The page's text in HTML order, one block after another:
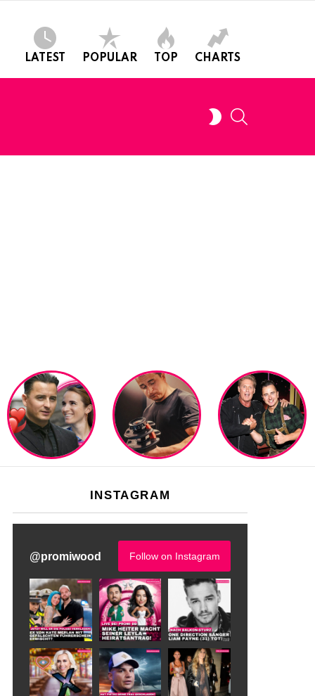
LATEST POPULAR TOP CHARTS
SWITCH
SKIN
INSTAGRAM
@promiwood Follow on Instagram